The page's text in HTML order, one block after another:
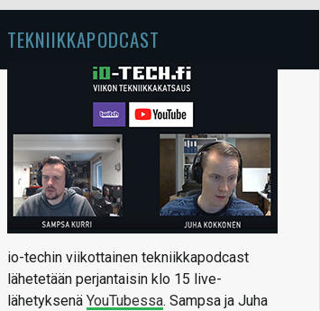
TEKNIIKKAPODCAST
io-techin viikottainen tekniikkapodcast
lähetetään perjantaisin klo 15 live-
lähetyksenä YouTubessa. Sampsa ja Juha